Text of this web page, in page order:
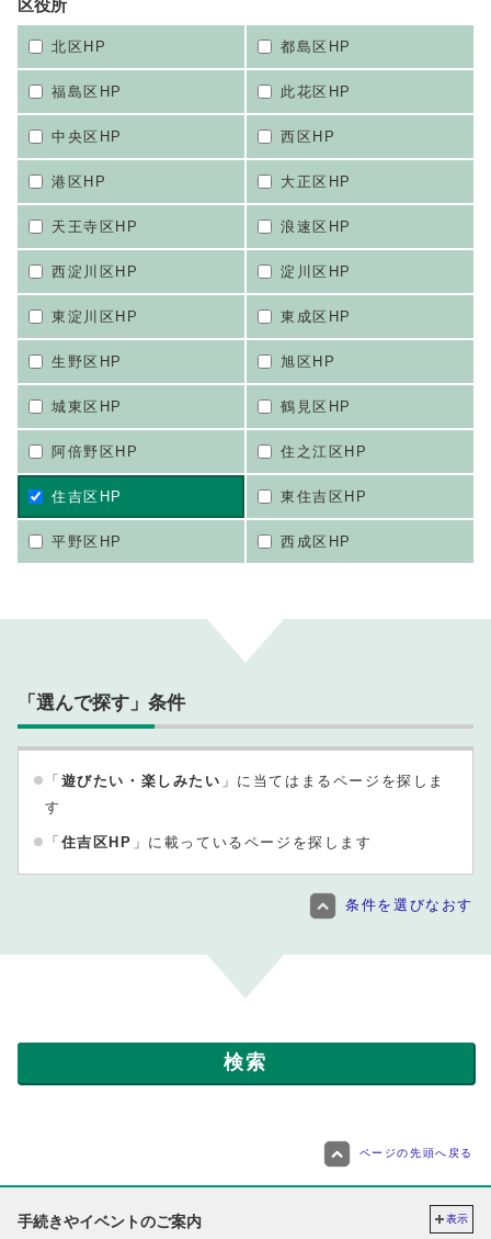
区役所
北区HP 都島区HP
福島区HP 此花区HP
中央区HP 西区HP
港区HP 大正区HP
天王寺区HP 浪速区HP
西淀川区HP 淀川区HP
東淀川区HP 東成区HP
生野区HP 旭区HP
城東区HP 鶴見区HP
阿倍野区HP 住之江区HP
住吉区HP 東住吉区HP
平野区HP 西成区HP
「選んで探す」条件
「 遊びたい・楽しみたい 」に当てはまるページを探しま
す
「 住吉区HP 」に載っているページを探します
条件を選びなおす
ページの先頭へ戻る
手続きやイベントのご案内 表示